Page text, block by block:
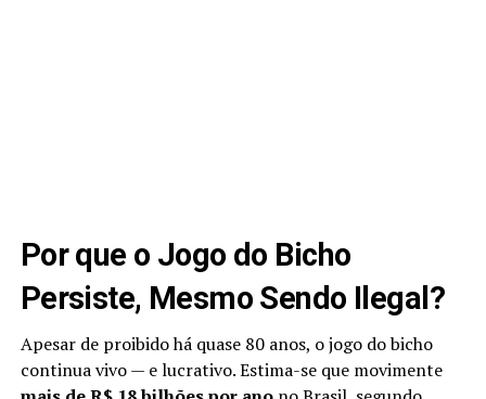
Por que o Jogo do Bicho
Persiste, Mesmo Sendo Ilegal?
Apesar de proibido há quase 80 anos, o jogo do bicho
continua vivo — e lucrativo. Estima-se que movimente